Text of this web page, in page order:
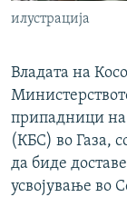
илустрација
Владата на
припадници на
(КБС) во Газа,
да биде
усвојување во